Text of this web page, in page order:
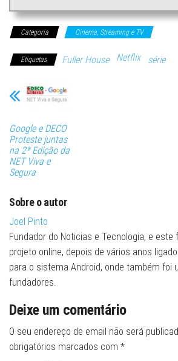
Categoria Cinema, Streaming e TV
Etiquetas Fuller House Netflix série
Google e DECO
Proteste juntas
na 2ª Edição da
NET Viva e
Segura
Sobre o autor
Joel Pinto
Fundador do Noticias e Tecnologia, e este
projeto online, depois de vários anos
para o sistema Android, onde também foi
fundadores.
Deixe um comentário
O seu endereço de email não será
obrigatórios marcados com *